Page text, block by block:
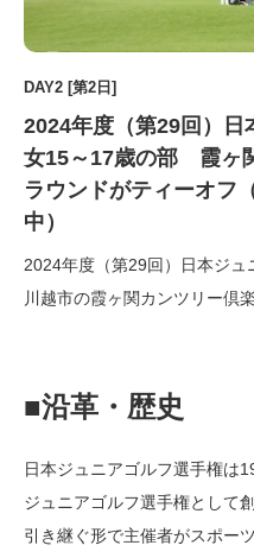
DAY2 [第2日]
2024年度（第29回）日
女15～17歳の部 霞ヶ
ラウンドがティーオフ
中）
2024年度（第29回）日本ジ
川越市の霞ヶ関カンツリー倶
ならびに公共交通機関の運休
■沿革・歴史
日本ジュニアゴルフ選手権は
ジュニアゴルフ選手権として
引き継ぐ形で主催者がスポー